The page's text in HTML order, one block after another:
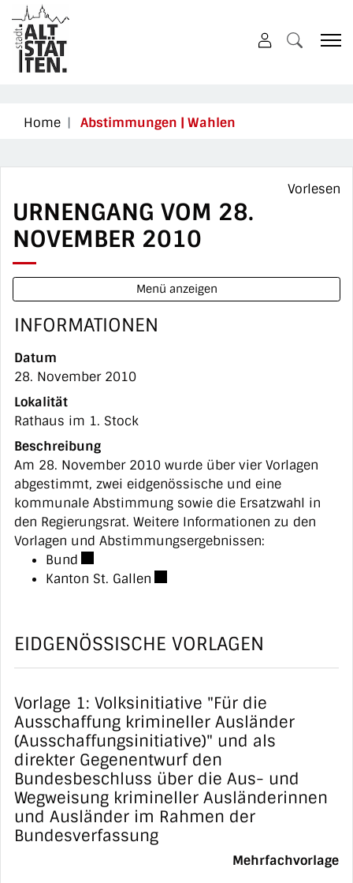
Altstätten
Home Abstimmungen | Wahlen
Vorlesen
URNENGANG VOM 28.
NOVEMBER 2010
Menü anzeigen
INFORMATIONEN
Datum
28. November 2010
Lokalität
Rathaus im 1. Stock
Beschreibung
Am 28. November 2010 wurde über vier Vorlagen
abgestimmt, zwei eidgenössische und eine
kommunale Abstimmung sowie die Ersatzwahl in
den Regierungsrat. Weitere Informationen zu den
Vorlagen und Abstimmungsergebnissen:
Bund
Kanton St. Gallen
EIDGENÖSSISCHE VORLAGEN
Vorlage 1: Volksinitiative "Für die
Ausschaffung krimineller Ausländer
(Ausschaffungsinitiative)" und als
direkter Gegenentwurf den
Bundesbeschluss über die Aus- und
Wegweisung krimineller Ausländerinnen
und Ausländer im Rahmen der
Bundesverfassung
Mehrfachvorlage